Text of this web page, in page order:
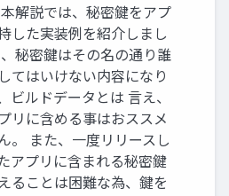
解説では、秘密鍵をアプ
した実装例を紹介しまし
秘密鍵はその名の通り誰
てはいけない内容になり
ビルドデータとは 言え、
リに含める事はおススメ
。 また、一度リリースし
アプリに含まれる秘密鍵
ることは困難な為、鍵を